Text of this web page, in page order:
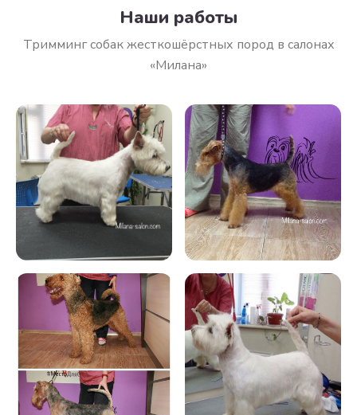
Наши работы
Тримминг собак жесткошёрстных пород в салонах
«Милана»